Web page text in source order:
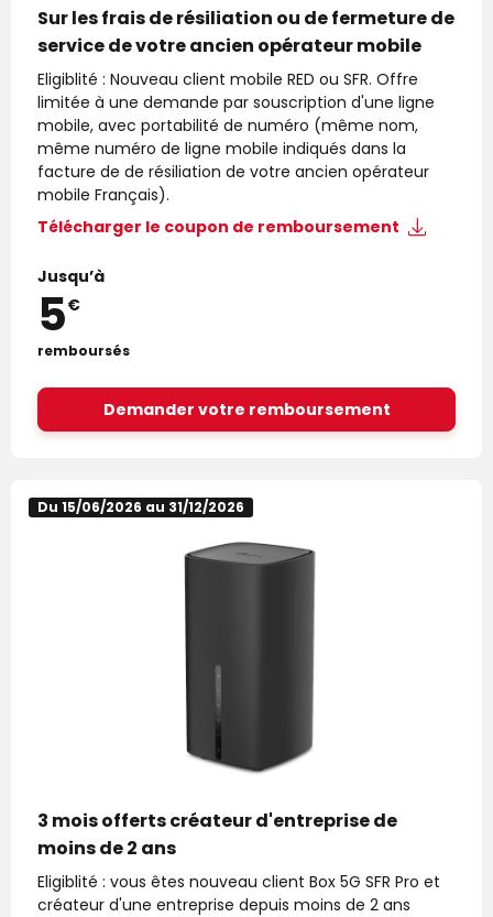
Sur les frais de résiliation ou de fermeture de
service de votre ancien opérateur mobile
Eligiblité : Nouveau client mobile RED ou SFR. Offre
limitée à une demande par souscription d'une ligne
mobile, avec portabilité de numéro (même nom,
même numéro de ligne mobile indiqués dans la
facture de de résiliation de votre ancien opérateur
mobile Français).
Télécharger le coupon de remboursement
Jusqu’à
5€
remboursés
Demander votre remboursement
Du 15/06/2026 au 31/12/2026
3 mois offerts créateur d'entreprise de
moins de 2 ans
Eligiblité : vous êtes nouveau client Box 5G SFR Pro et
créateur d'une entreprise depuis moins de 2 ans